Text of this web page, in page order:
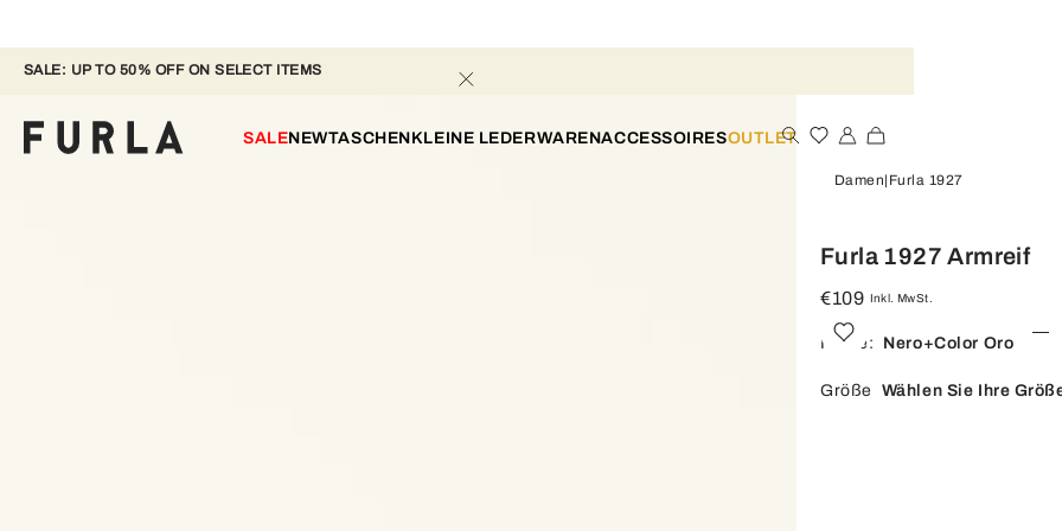
SALE: UP TO 50% OFF ON SELECT ITEMS
SALENEWTASCHEN KLEINE LEDERWARENACCESSOIRESOUTLET
Damen Furla 1927
Furla 1927 Armreif
€109 Inkl. MwSt.
Farbe: Nero+color Oro
Größe Wählen Sie Ihre